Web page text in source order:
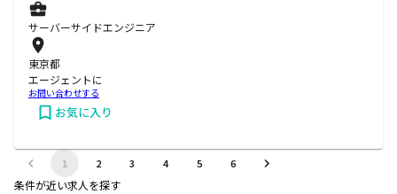
サーバーサイドエンジニア
東京都
エージェントに
お問い合わせする
お気に入り
1 2 3 4 5 6
条件が近い求人を探す